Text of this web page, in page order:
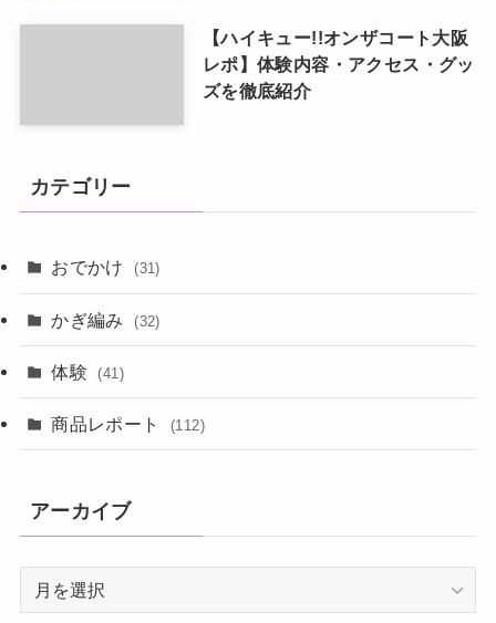
【ハイキュー!!オンザコート大阪
レポ】体験内容・アクセス・グッ
ズを徹底紹介
カテゴリー
おでかけ (31)
かぎ編み (32)
体験 (41)
商品レポート (112)
アーカイブ